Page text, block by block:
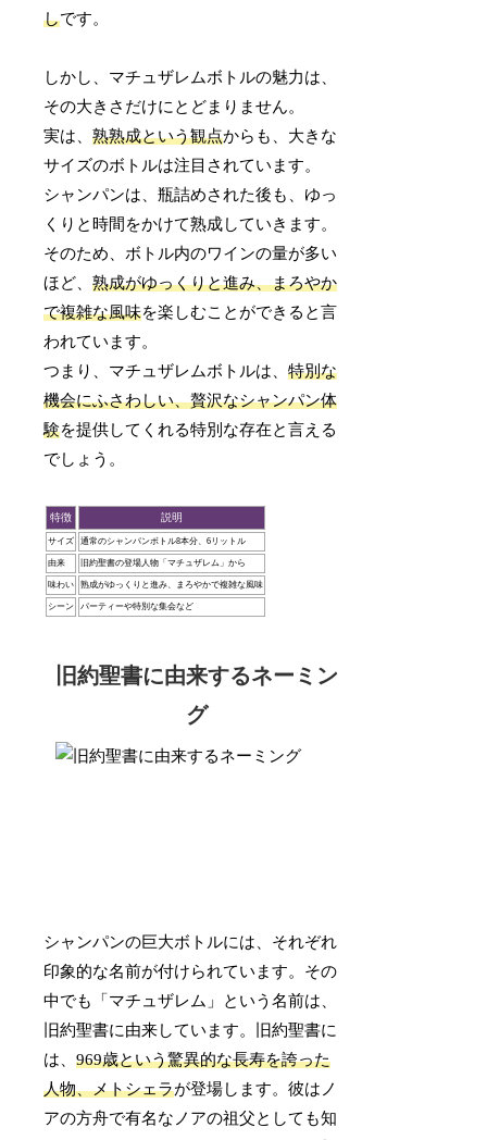
しです。
しかし、マチュザレムボトルの魅力は、
その大きさだけにとどまりません。
実は、熟熟成という観点からも、大きな
サイズのボトルは注目されています。
シャンパンは、瓶詰めされた後も、ゆっ
くりと時間をかけて熟成していきます。
そのため、ボトル内のワインの量が多い
ほど、熟成がゆっくりと進み、まろやか
で複雑な風味を楽しむことができると言
われています。
つまり、マチュザレムボトルは、特別な
機会にふさわしい、贅沢なシャンパン体
験を提供してくれる特別な存在と言える
でしょう。
特徴 説明
サイズ 通常のシャンパンボトル8本分、6リットル
由来 旧約聖書の登場人物「マチュザレム」から
味わい 熟成がゆっくりと進み、まろやかで複雑な風味
シーン パーティーや特別な集会など
旧約聖書に由来するネーミン
グ
シャンパンの巨大ボトルには、それぞれ
印象的な名前が付けられています。その
中でも「マチュザレム」という名前は、
旧約聖書に由来しています。旧約聖書に
は、969歳という驚異的な長寿を誇った
人物、メトシェラが登場します。彼はノ
アの方舟で有名なノアの祖父としても知